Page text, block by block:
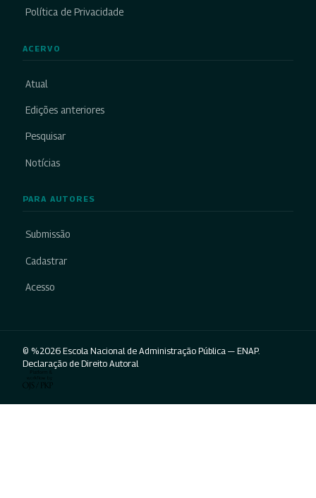
Política de Privacidade
ACERVO
Atual
Edições anteriores
Pesquisar
Notícias
PARA AUTORES
Submissão
Cadastrar
Acesso
© %2026 Escola Nacional de Administração Pública — ENAP.
Declaração de Direito Autoral